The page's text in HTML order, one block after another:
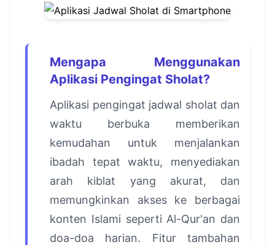
Mengapa Menggunakan
Aplikasi Pengingat Sholat?
Aplikasi pengingat jadwal sholat dan
waktu berbuka memberikan
kemudahan untuk menjalankan
ibadah tepat waktu, menyediakan
arah kiblat yang akurat, dan
memungkinkan akses ke berbagai
konten Islami seperti Al-Qur'an dan
doa-doa harian. Fitur tambahan